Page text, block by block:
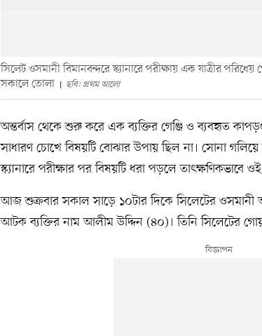
সিলেট ওসমানী বিমানবন্দরে স্ক্যানারে পরীক্ষায় এক যাত্রীর
সকালে তোলা
ছবি: প্রথম আলো
অন্তর্বাস থেকে শুরু করে এক ব্যক্তির গেঞ্জি ও ব্যবহৃত
সাধারণ চোখে বিষয়টি বোঝার উপায় ছিল না। সোনা
স্ক্যানারে পরীক্ষার পর বিষয়টি ধরা পড়লে তাৎক্ষণিকভাবে
আজ শুক্রবার সকাল সাড়ে ১০টার দিকে সিলেটের ওসমানী
আটক ব্যক্তির নাম আলীম উদ্দিন (৪০)। তিনি সিলেটের